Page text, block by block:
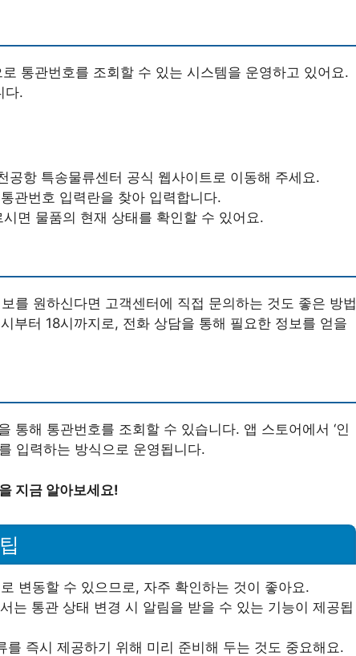
통관번호를 조회할 수 있는 시스템을 운영하고 있어요.
다.
공항 특송물류센터 공식 웹사이트로 이동해 주세요.
관번호 입력란을 찾아 입력합니다.
면 물품의 현재 상태를 확인할 수 있어요.
를 원하신다면 고객센터에 직접 문의하는 것도 좋은 방법
부터 18시까지로, 전화 상담을 통해 필요한 정보를 얻을
통해 통관번호를 조회할 수 있습니다. 앱 스토어에서 ‘인
입력하는 방식으로 운영됩니다.
지금 알아보세요!
변동할 수 있으므로, 자주 확인하는 것이 좋아요.
는 통관 상태 변경 시 알림을 받을 수 있는 기능이 제공됩
를 즉시 제공하기 위해 미리 준비해 두는 것도 중요해요.